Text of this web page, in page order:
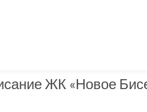
ЖК «Новое